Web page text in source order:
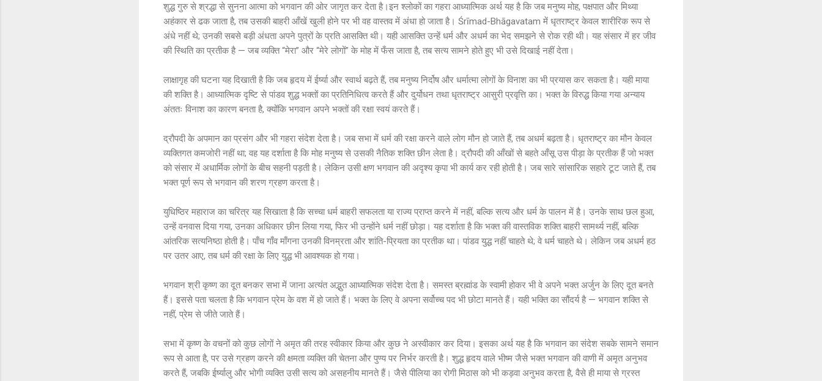
शुद्ध गुरु से श्रद्धा से सुनना आत्मा को भगवान की ओर जागृत कर देता है।इन श्लोकों का गहरा आध्यात्मिक अर्थ यह है कि जब मनुष्य मोह, पक्षपात और मिथ्या
अहंकार से ढक जाता है, तब उसकी बाहरी आँखें खुली होने पर भी वह वास्तव में अंधा हो जाता है। Śrīmad-Bhāgavatam में धृतराष्ट्र केवल शारीरिक रूप से
अंधे नहीं थे; उनकी सबसे बड़ी अंधता अपने पुत्रों के प्रति आसक्ति थी। यही आसक्ति उन्हें धर्म और अधर्म का भेद समझने से रोक रही थी। यह संसार में हर जीव
की स्थिति का प्रतीक है — जब व्यक्ति “मेरा” और “मेरे लोगों” के मोह में फँस जाता है, तब सत्य सामने होते हुए भी उसे दिखाई नहीं देता।
लाक्षागृह की घटना यह दिखाती है कि जब हृदय में ईर्ष्या और स्वार्थ बढ़ते हैं, तब मनुष्य निर्दोष और धर्मात्मा लोगों के विनाश का भी प्रयास कर सकता है। यही माया
की शक्ति है। आध्यात्मिक दृष्टि से पांडव शुद्ध भक्तों का प्रतिनिधित्व करते हैं और दुर्योधन तथा धृतराष्ट्र आसुरी प्रवृत्ति का। भक्त के विरुद्ध किया गया अन्याय
अंततः विनाश का कारण बनता है, क्योंकि भगवान अपने भक्तों की रक्षा स्वयं करते हैं।
द्रौपदी के अपमान का प्रसंग और भी गहरा संदेश देता है। जब सभा में धर्म की रक्षा करने वाले लोग मौन हो जाते हैं, तब अधर्म बढ़ता है। धृतराष्ट्र का मौन केवल
व्यक्तिगत कमजोरी नहीं था; वह यह दर्शाता है कि मोह मनुष्य से उसकी नैतिक शक्ति छीन लेता है। द्रौपदी की आँखों से बहते आँसू उस पीड़ा के प्रतीक हैं जो भक्त
को संसार में अधार्मिक लोगों के बीच सहनी पड़ती है। लेकिन उसी क्षण भगवान की अदृश्य कृपा भी कार्य कर रही होती है। जब सारे सांसारिक सहारे टूट जाते हैं, तब
भक्त पूर्ण रूप से भगवान की शरण ग्रहण करता है।
युधिष्ठिर महाराज का चरित्र यह सिखाता है कि सच्चा धर्म बाहरी सफलता या राज्य प्राप्त करने में नहीं, बल्कि सत्य और धर्म के पालन में है। उनके साथ छल हुआ,
उन्हें वनवास दिया गया, उनका अधिकार छीन लिया गया, फिर भी उन्होंने धर्म नहीं छोड़ा। यह दर्शाता है कि भक्त की वास्तविक शक्ति बाहरी सामर्थ्य नहीं, बल्कि
आंतरिक सत्यनिष्ठा होती है। पाँच गाँव माँगना उनकी विनम्रता और शांति-प्रियता का प्रतीक था। पांडव युद्ध नहीं चाहते थे; वे धर्म चाहते थे। लेकिन जब अधर्म हठ
पर उतर आए, तब धर्म की रक्षा के लिए युद्ध भी आवश्यक हो गया।
भगवान श्री कृष्ण का दूत बनकर सभा में जाना अत्यंत अद्भुत आध्यात्मिक संदेश देता है। समस्त ब्रह्मांड के स्वामी होकर भी वे अपने भक्त अर्जुन के लिए दूत बनते
हैं। इससे पता चलता है कि भगवान प्रेम के वश में हो जाते हैं। भक्त के लिए वे अपना सर्वोच्च पद भी छोटा मानते हैं। यही भक्ति का सौंदर्य है — भगवान शक्ति से
नहीं, प्रेम से जीते जाते हैं।
सभा में कृष्ण के वचनों को कुछ लोगों ने अमृत की तरह स्वीकार किया और कुछ ने अस्वीकार कर दिया। इसका अर्थ यह है कि भगवान का संदेश सबके सामने समान
रूप से आता है, पर उसे ग्रहण करने की क्षमता व्यक्ति की चेतना और पुण्य पर निर्भर करती है। शुद्ध हृदय वाले भीष्म जैसे भक्त भगवान की वाणी में अमृत अनुभव
करते हैं, जबकि ईर्ष्यालु और भोगी व्यक्ति उसी सत्य को असहनीय मानते हैं। जैसे पीलिया का रोगी मिठास को भी कड़वा अनुभव करता है, वैसे ही माया से ग्रस्त